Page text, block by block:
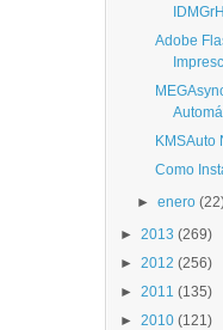
Adobe
KMSAuto
Como
►enero
► 2013 (269)
► 2012 (256)
► 2011 (135)
► 2010 (121)